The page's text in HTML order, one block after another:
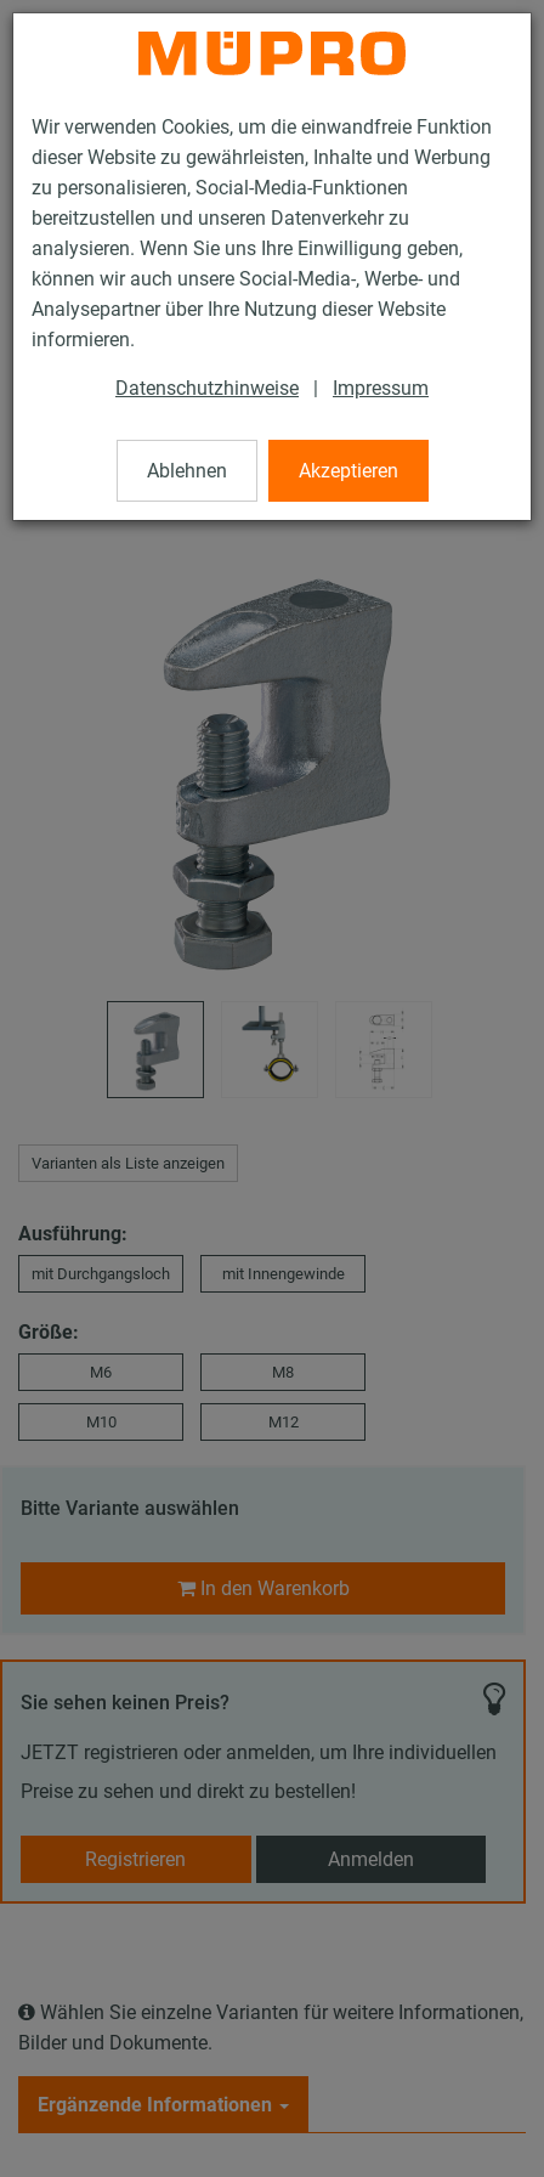
Wir verwenden Cookies, um die einwandfreie Funktion
dieser Website zu gewährleisten, Inhalte und Werbung
zu personalisieren, Social-Media-Funktionen
bereitzustellen und unseren Datenverkehr zu
analysieren. Wenn Sie uns Ihre Einwilligung geben,
können wir auch unsere Social-Media-, Werbe- und
Analysepartner über Ihre Nutzung dieser Website
informieren.
Datenschutzhinweise | Impressum
Ablehnen Akzeptieren
Kontakt
Produkte Befestigungstechnik Montageteile Trägerklammern
61 / 76
Trägerklammern
Typ VSG TKN10, verzinkt
Varianten als Liste anzeigen
Ausführung:
mit Durchgangsloch mit Innengewinde
Größe:
M6 M8
M10 M12
Bitte Variante auswählen
In den Warenkorb
Sie sehen keinen Preis?
JETZT registrieren oder anmelden, um Ihre individuellen
Preise zu sehen und direkt zu bestellen!
Registrieren Anmelden
Wählen Sie einzelne Varianten für weitere Informationen,
Bilder und Dokumente.
Ergänzende Informationen